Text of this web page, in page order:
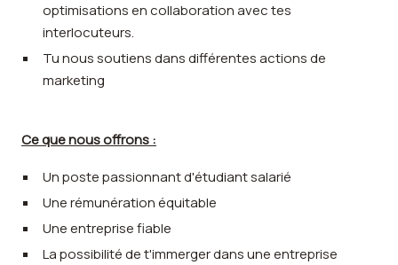
optimisations en collaboration avec tes
interlocuteurs.
Tu nous soutiens dans différentes actions de
marketing
Ce que nous offrons :
Un poste passionnant d'étudiant salarié
Une rémunération équitable
Une entreprise fiable
La possibilité de t'immerger dans une entreprise